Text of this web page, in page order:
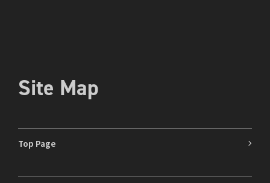
Site Map
Top Page